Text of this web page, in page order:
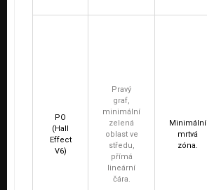
PO
(Hall
Effect
V6)
Pravý
graf,
minimální
zelená
oblast ve
středu,
přímá
lineární
čára.
Minimální
mrtvá
zóna.